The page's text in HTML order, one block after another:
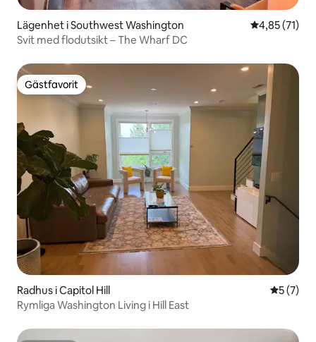
Lägenhet i Southwest Washington 4,85 av 5 i
4,85 (71)
Svit med flodutsikt – The Wharf DC
Gästfavorit
Gästfavorit
Radhus i Capitol Hill 5 av 5 i
5 (7)
Rymliga Washington Living i Hill East